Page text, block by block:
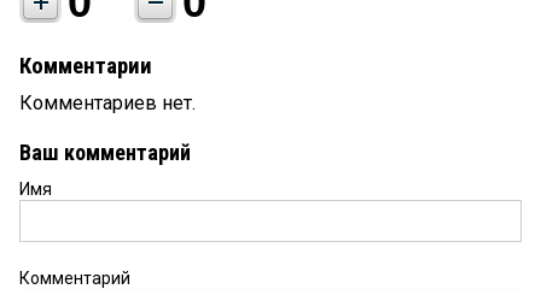
Комментарии
Комментариев нет.
Ваш комментарий
Имя
Комментарий